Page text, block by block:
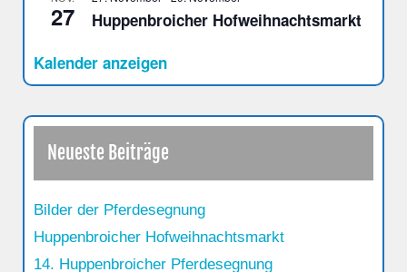
27
Huppenbroicher Hofweihnachtsmarkt
Kalender anzeigen
Neueste Beiträge
Bilder der Pferdesegnung
Huppenbroicher Hofweihnachtsmarkt
14. Huppenbroicher Pferdesegnung